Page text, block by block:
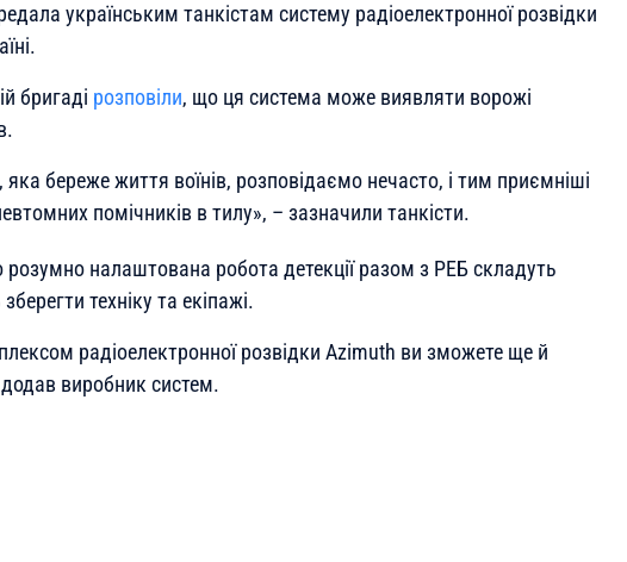
українським танкістам систему радіоелектронної розвідки
бригаді розповіли, що ця система може виявляти ворожі
яка береже життя воїнів, розповідаємо нечасто, і тим приємніші
помічників в тилу», – зазначили танкісти.
налаштована робота детекції разом з РЕБ складуть
техніку та екіпажі.
радіоелектронної розвідки Azimuth ви зможете ще й
виробник систем.